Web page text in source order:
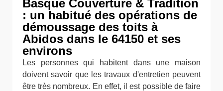
Basque Couverture & Tradition
: un habitué des opérations de
démoussage des toits à
Abidos dans le 64150 et ses
environs
Les personnes qui habitent dans une maison
doivent savoir que les travaux d'entretien peuvent
être très nombreux. En effet, il est possible de faire